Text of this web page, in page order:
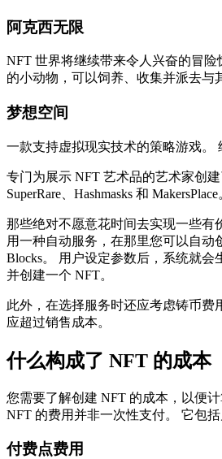
阿克西无限
NFT 世界将继续带来令人兴奋的冒险
的小动物，可以饲养、收集并派去与
梦想空间
一款支持虚拟现实技术的策略游戏。
专门为展示 NFT 艺术品的艺术家创建
SuperRare、Hashmasks 和 MakersPlace
那些绝对不愿意花时间去实现一些有
用一种自动服务，在那里您可以自动
Blocks。 用户设定参数后，系统就会
并创建一个 NFT。
此外，在选择服务时还应考虑铸币费
应超过销售成本。
什么构成了 NFT 的成本
您需要了解创建 NFT 的成本，以便
NFT 的费用并非一次性支付。 它包括
付费点费用